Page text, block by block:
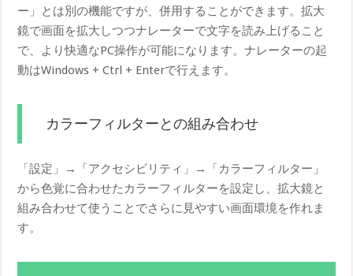
ー」とは別の機能ですが、併用することができます。拡大
鏡で画面を拡大しつつナレーターで文字を読み上げること
で、より快適なPC操作が可能になります。ナレーターの起
動はWindows + Ctrl + Enterで行えます。
カラーフィルターとの組み合わせ
「設定」→「アクセシビリティ」→「カラーフィルター」
から色覚に合わせたカラーフィルターを設定し、拡大鏡と
組み合わせて使うことでさらに見やすい画面環境を作れま
す。